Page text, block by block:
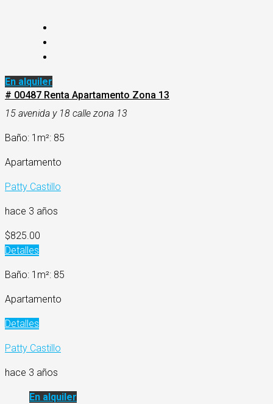
En alquiler
# 00487 Renta Apartamento Zona 13
15 avenida y 18 calle zona 13
Baño: 1 m²: 85
Apartamento
Patty Castillo
hace 3 años
$825.00
Detalles
Baño: 1 m²: 85
Apartamento
Detalles
Patty Castillo
hace 3 años
En alquiler